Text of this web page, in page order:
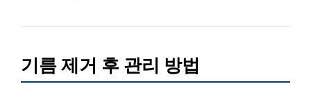
기름 제거 후 관리 방법